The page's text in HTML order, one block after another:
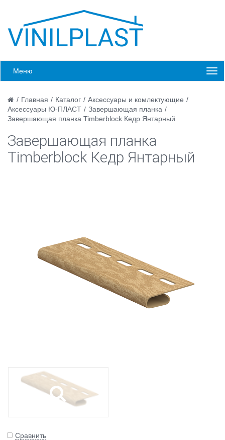
Меню
/ Главная / Каталог / Аксессуары и комлектующие /
Аксессуары Ю-ПЛАСТ / Завершающая планка /
Завершающая планка Timberblock Кедр Янтарный
Завершающая планка
Timberblock Кедр Янтарный
Сравнить